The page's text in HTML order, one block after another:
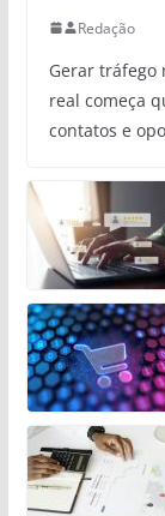
Redação
Gerar tráfego
real começa
contatos e